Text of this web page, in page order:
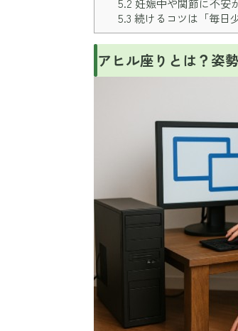
5.3 続けるコツは「毎日
アヒル座りとは？姿